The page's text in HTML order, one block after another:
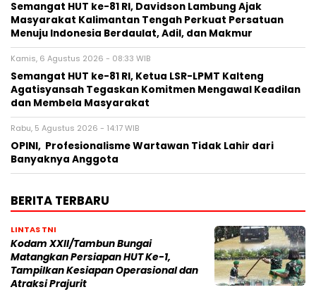
Semangat HUT ke-81 RI, Davidson Lambung Ajak
Masyarakat Kalimantan Tengah Perkuat Persatuan
Menuju Indonesia Berdaulat, Adil, dan Makmur
Kamis, 6 Agustus 2026 - 08:33 WIB
Semangat HUT ke-81 RI, Ketua LSR-LPMT Kalteng
Agatisyansah Tegaskan Komitmen Mengawal Keadilan
dan Membela Masyarakat
Rabu, 5 Agustus 2026 - 14:17 WIB
OPINI, Profesionalisme Wartawan Tidak Lahir dari
Banyaknya Anggota
BERITA TERBARU
LINTAS TNI
Kodam XXII/Tambun Bungai
Matangkan Persiapan HUT Ke-1,
Tampilkan Kesiapan Operasional dan
Atraksi Prajurit